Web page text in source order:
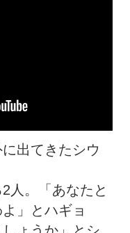
出てきたシウ
人。「あなたと
」とハギョ